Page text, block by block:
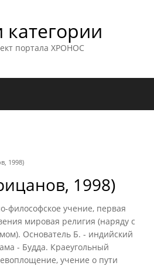
портала ХРОНОС
1998)
1998)
философское учение, первая
мировая религия (наряду с
Основатель Б. - индийский
- Будда. Краеугольный
учение о пути